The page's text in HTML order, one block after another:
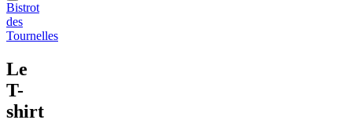
Bistrot
des
Tournelles
Le
T-
shirt